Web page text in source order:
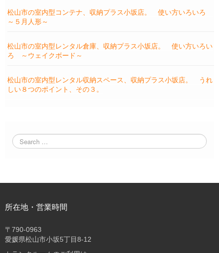
松山市の室内型コンテナ、収納プラス小坂店。 使い方いろいろ
～５月人形～
松山市の室内型レンタル倉庫、収納プラス小坂店。 使い方いろい
ろ ～ウェイクボード～
松山市の室内型レンタル収納スペース、収納プラス小坂店。 うれ
しい８つのポイント、その３。
所在地・営業時間
〒 790-0963
愛媛県松山市小坂5丁目8-12